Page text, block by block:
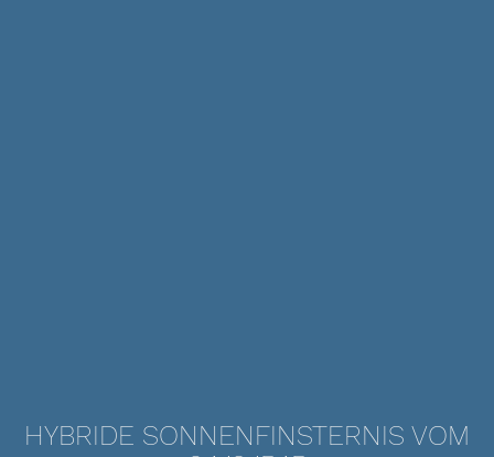
HYBRIDE SONNENFINSTERNIS VOM